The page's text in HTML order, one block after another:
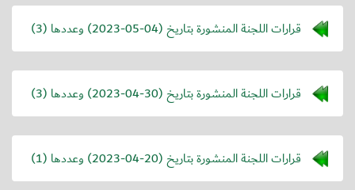
قرارات اللجنة المنشورة بتاريخ (2023-05-04) وعددها (3)
قرارات اللجنة المنشورة بتاريخ (2023-04-30) وعددها (3)
قرارات اللجنة المنشورة بتاريخ (2023-04-20) وعددها (1)